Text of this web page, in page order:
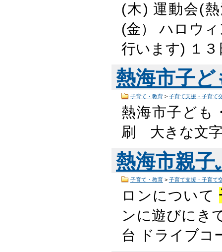
(木) 運動会(
(金） ハロウ
行います) １
熱海市子ど
子育て・教育> 子育て支援・子育て
熱海市子ども
刷 大きな文
熱海市親
子育て・教育> 子育て支援・子育て
ロンについて
ンに遊びにき
台 ドライブコ